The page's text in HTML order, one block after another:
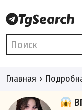
Главная